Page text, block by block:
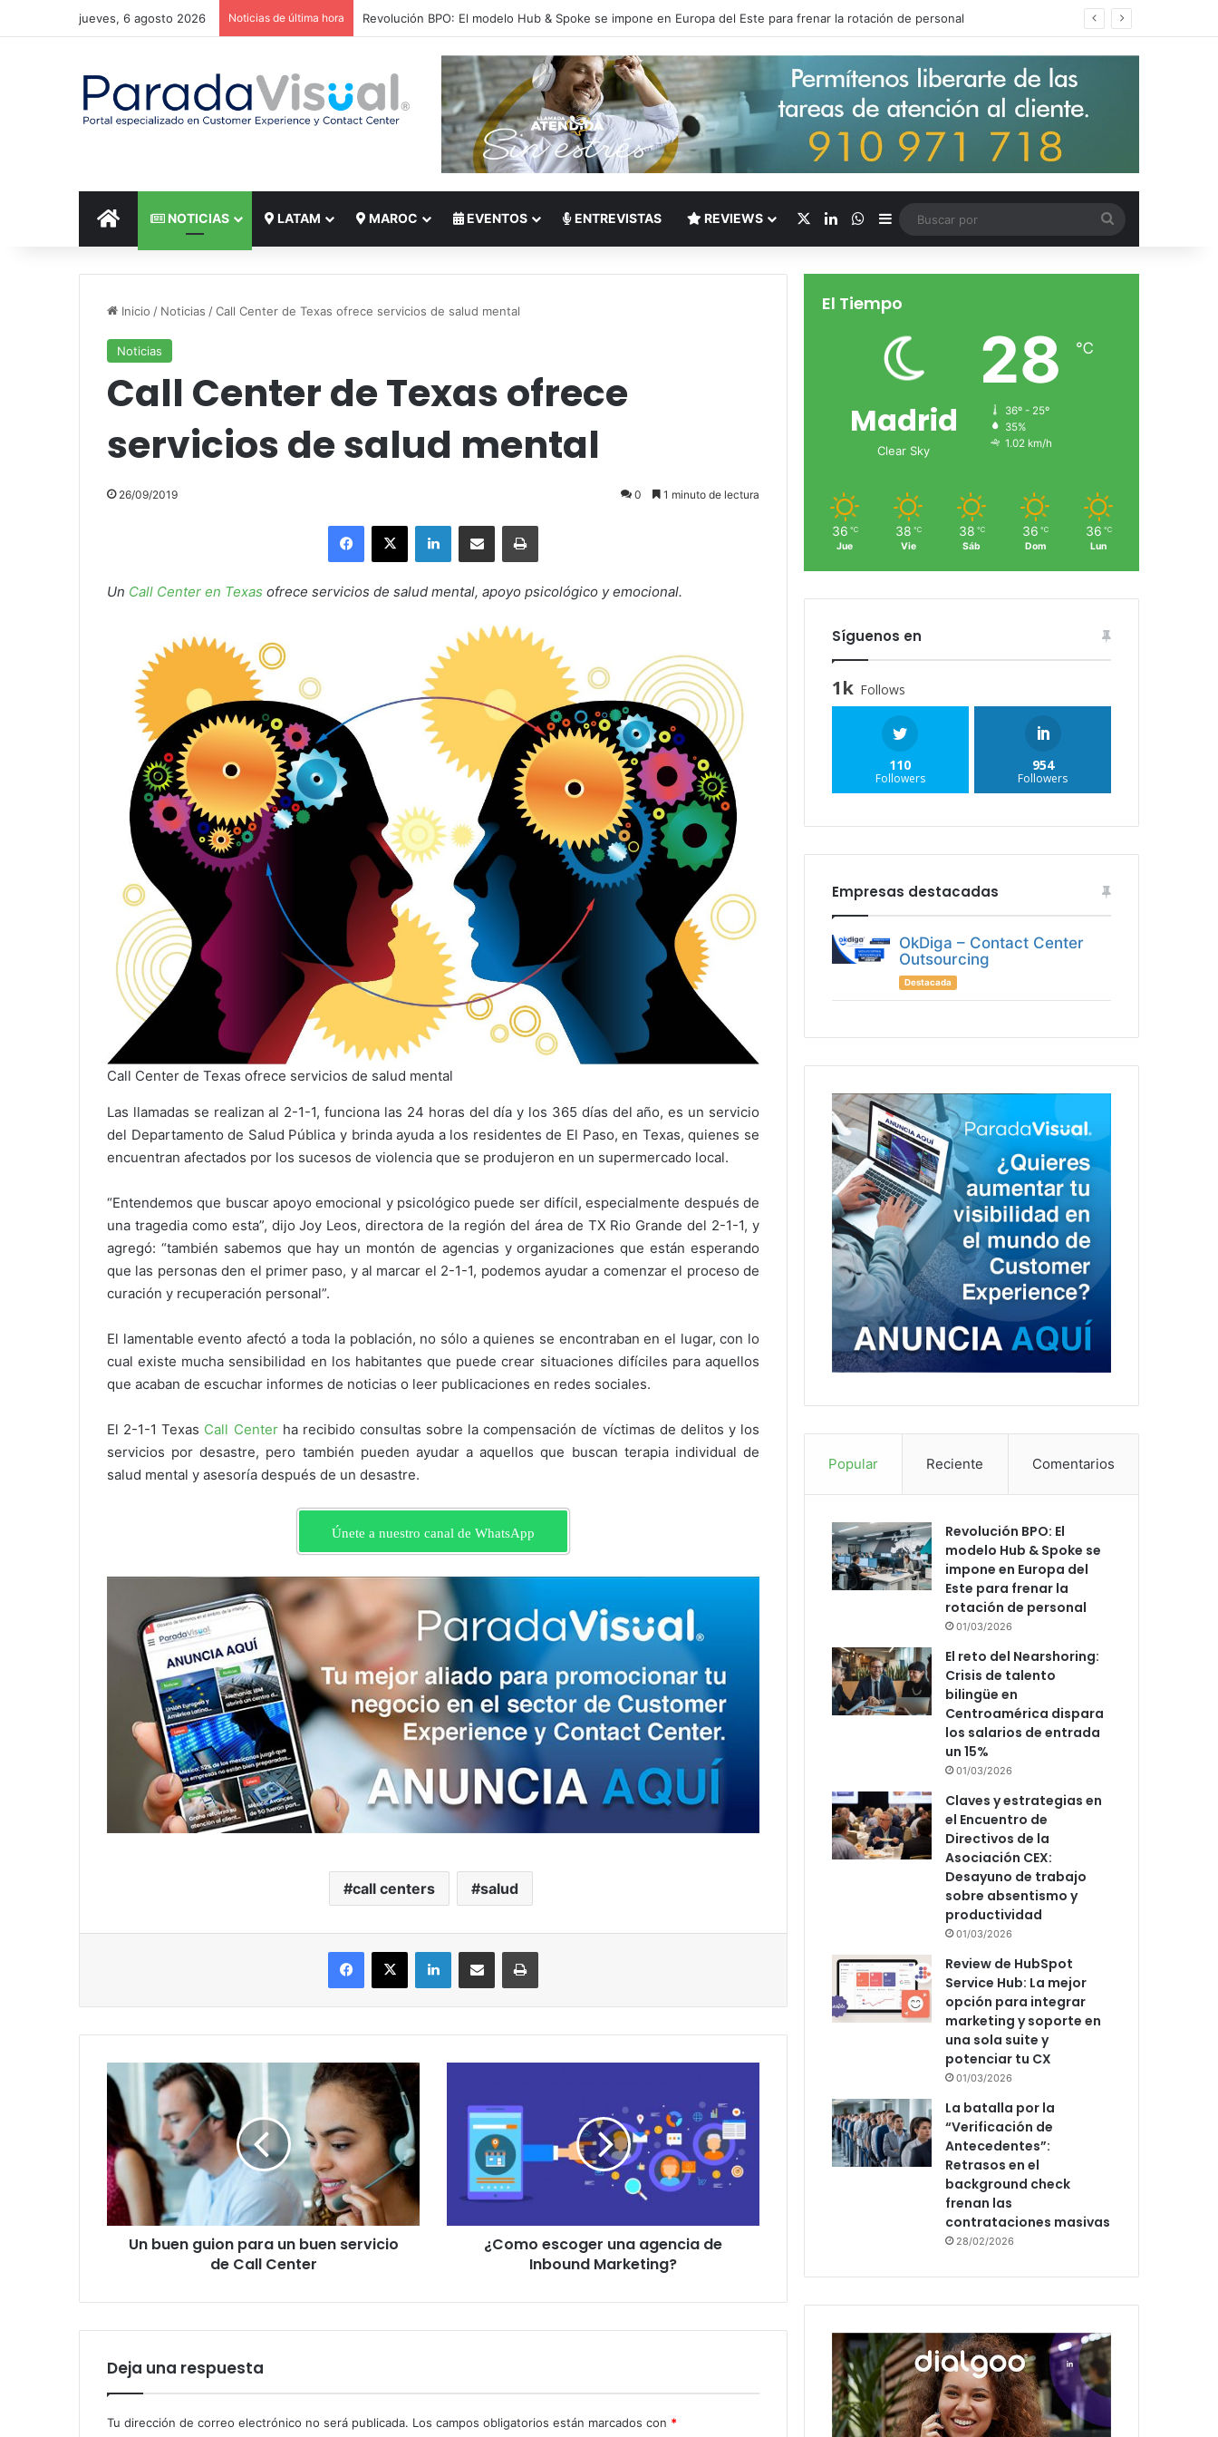
jueves, 6 agosto 2026 Noticias de última hora El reto del Nearshoring: Crisis de talento bilingüe en Centroamérica dispara los salarios de entrada un 15%
INICIO NOTICIAS LATAM MAROC EVENTOS ENTREVISTAS REVIEWS LinkedInWhatsApp
Barra lateral
por
Inicio / Noticias /Call Center de Texas ofrece servicios de salud mental
Noticias
Call Center de Texas ofrece
servicios de salud mental
26/09/2019 0 1 minuto de lectura
Facebook
X LinkedInCompartir por correo electrónicoImprimir
Un Call Center en Texas ofrece servicios de salud mental, apoyo psicológico y emocional.
Call Center de Texas ofrece servicios de salud mental
Las llamadas se realizan al 2-1-1, funciona las 24 horas del día y los 365 días del año, es un servicio
del Departamento de Salud Pública y brinda ayuda a los residentes de El Paso, en Texas, quienes se
encuentran afectados por los sucesos de violencia que se produjeron en un supermercado local.
“Entendemos que buscar apoyo emocional y psicológico puede ser difícil, especialmente después de
una tragedia como esta”, dijo Joy Leos, directora de la región del área de TX Rio Grande del 2-1-1, y
agregó: “también sabemos que hay un montón de agencias y organizaciones que están esperando
que las personas den el primer paso, y al marcar el 2-1-1, podemos ayudar a comenzar el proceso de
curación y recuperación personal”.
El lamentable evento afectó a toda la población, no sólo a quienes se encontraban en el lugar, con lo
cual existe mucha sensibilidad en los habitantes que puede crear situaciones difíciles para aquellos
que acaban de escuchar informes de noticias o leer publicaciones en redes sociales.
El 2-1-1 Texas Call Centerha recibido consultas sobre la compensación de víctimas de delitos y los
servicios por desastre, pero también pueden ayudar a aquellos que buscan terapia individual de
salud mental y asesoría después de un desastre.
Únete a nuestro canal de WhatsApp
call centers salud
Facebook
X LinkedInCompartir por correo electrónicoImprimir
Un
buen
guion
para
un
buen
servicio
de
Call
CenterUn buen guion para un buen servicio
de Call Center
agencia
Inbound
Marketing?
¿Como escoger una agencia de
Inbound Marketing?
Deja una respuesta
Tu dirección de correo electrónico no será publicada. Los campos obligatorios están marcados con *
El Tiempo
Madrid
Clear Sky
28 ℃
36º - 25º
35%
1.02 km/h
36 ℃
Jue
38 ℃
Vie
38 ℃
Sáb
36 ℃
Dom
36 ℃
Lun
Síguenos en
1k Follows
110
Followers
954
Followers
Empresas destacadas
OkDiga – Contact Center
Outsourcing
Destacada
Popular Reciente Comentarios
Revolución BPO: El
modelo Hub & Spoke se
impone en Europa del
Este para frenar la
rotación de personal
01/03/2026
El reto del Nearshoring:
Crisis de talento
bilingüe en
Centroamérica dispara
los salarios de entrada
un 15%
01/03/2026
Claves y estrategias en
el Encuentro de
Directivos de la
Asociación CEX:
Desayuno de trabajo
sobre absentismo y
productividad
01/03/2026
Review de HubSpot
Service Hub: La mejor
opción para integrar
marketing y soporte en
una sola suite y
potenciar tu CX
01/03/2026
La batalla por la
“Verificación de
Antecedentes”:
Retrasos en el
background check
frenan las
contrataciones masivas
28/02/2026